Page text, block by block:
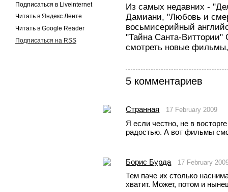
Подписаться в Liveinternet
Читать в Яндекс.Ленте
Читать в Google Reader
Подписаться на RSS
Из самых недавних -
Дамиани, "Любовь и
восьмисерийный
"Тайна Санта-
смотреть новые
5 комментариев
Странная 17 February 2009
Я если честно, не в
радостью. А вот фильмы
Борис Бурда 17 February
Тем паче их столько
хватит. Может, потом и